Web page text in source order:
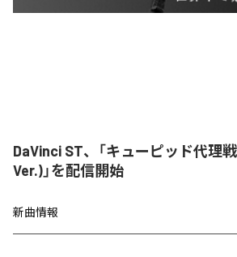
DaVinci ST、「キューピッド代理
Ver.)」を配信開始
新曲情報